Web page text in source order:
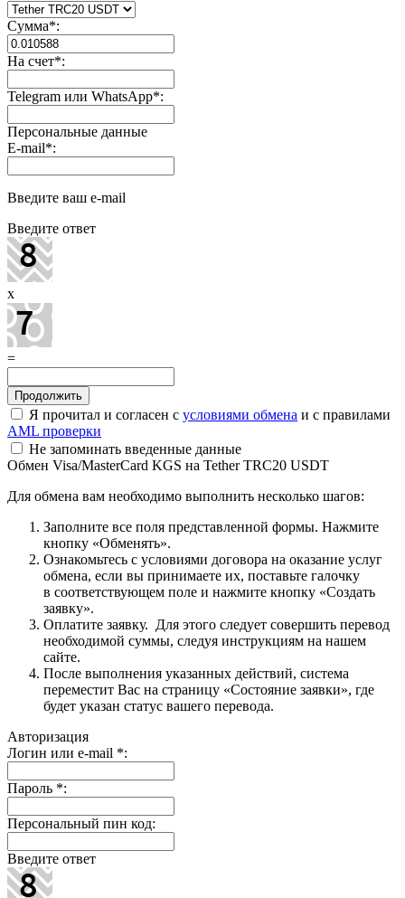
Сумма*:
На счет*:
Telegram или WhatsApp*:
Персональные данные
E-mail*:
Введите ваш e-mail
Введите ответ
x
=
Я прочитал и согласен с условиями обмена и с правилами
AML проверки
Не запоминать введенные данные
Обмен Visa/MasterCard KGS на Tether TRC20 USDT
Для обмена вам необходимо выполнить несколько шагов:
Заполните все поля представленной формы. Нажмите
кнопку «Обменять».
Ознакомьтесь с условиями договора на оказание услуг
обмена, если вы принимаете их, поставьте галочку
в соответствующем поле и нажмите кнопку «Создать
заявку».
Оплатите заявку. Для этого следует совершить перевод
необходимой суммы, следуя инструкциям на нашем
сайте.
После выполнения указанных действий, система
переместит Вас на страницу «Состояние заявки», где
будет указан статус вашего перевода.
Авторизация
Логин или e-mail *:
Пароль *:
Персональный пин код:
Введите ответ